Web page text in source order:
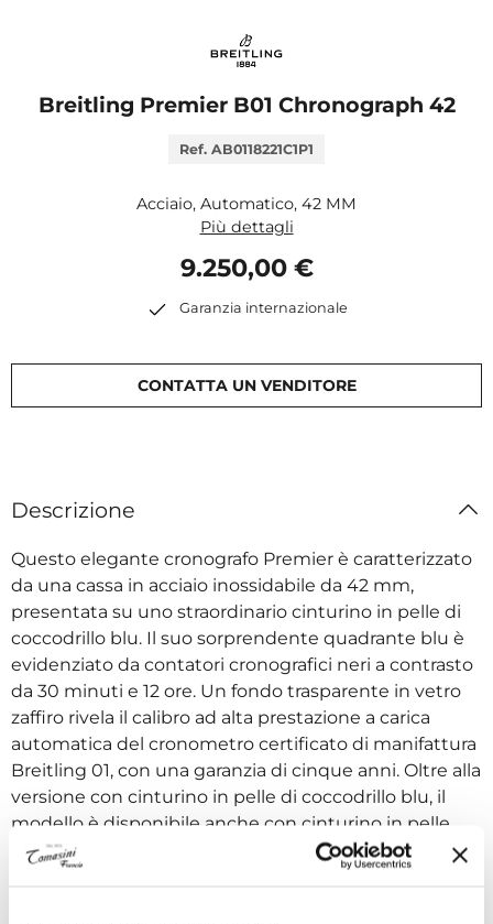
Breitling Premier B01 Chronograph 42
Ref. AB0118221C1P1
Acciaio, Automatico, 42 MM
Più dettagli
9.250,00 €
Garanzia internazionale
CONTATTA UN VENDITORE
Descrizione
Questo elegante cronografo Premier è caratterizzato
da una cassa in acciaio inossidabile da 42 mm,
presentata su uno straordinario cinturino in pelle di
coccodrillo blu. Il suo sorprendente quadrante blu è
evidenziato da contatori cronografici neri a contrasto
da 30 minuti e 12 ore. Un fondo trasparente in vetro
zaffiro rivela il calibro ad alta prestazione a carica
automatica del cronometro certificato di manifattura
Breitling 01, con una garanzia di cinque anni. Oltre alla
versione con cinturino in pelle di coccodrillo blu, il
modello è disponibile anche con cinturino in pelle
nabuk marrone o con classico bracciale in acciaio
inossidabile a sette file. Eleganza e prestazioni degne